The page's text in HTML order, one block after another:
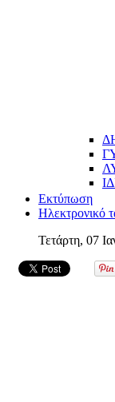
Εκτύπωση
Ηλεκτρονικό
Τετάρτη, 07